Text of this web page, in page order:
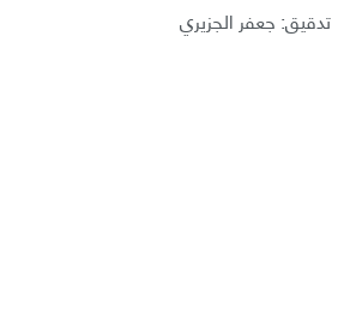
تدقيق: جعفر الجزيري